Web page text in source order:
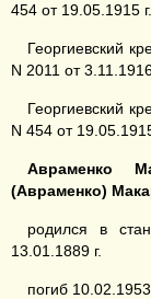
454 от 19.05.1915
Георгиевский
N 2011 от 3.11.1916
Георгиевский
N 454 от
Авраменко
(Авраменко)
родился в
13.01.1889 г.
погиб 10.02.1953